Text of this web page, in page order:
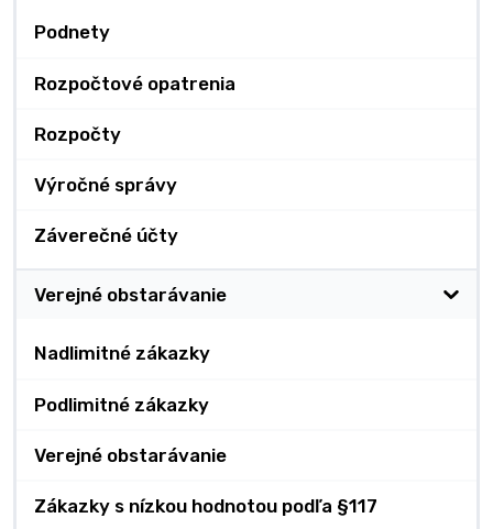
Podnety
Rozpočtové opatrenia
Rozpočty
Výročné správy
Záverečné účty
Verejné obstarávanie
Nadlimitné zákazky
Podlimitné zákazky
Verejné obstarávanie
Zákazky s nízkou hodnotou podľa §117